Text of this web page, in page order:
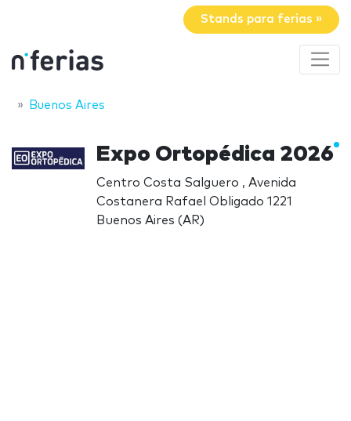
Stands para ferias »
Buenos Aires
Expo Ortopédica 2026
Centro Costa Salguero , Avenida
Costanera Rafael Obligado 1221
Buenos Aires (AR)